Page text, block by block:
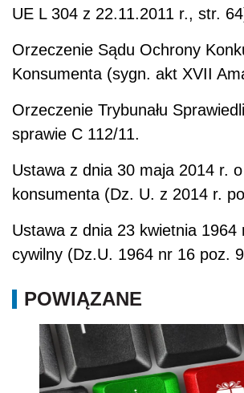
UE L 304 z 22.11.2011 r., str.
Orzeczenie Sądu Ochrony
Konsumenta (sygn. akt XVII
Orzeczenie Trybunału
sprawie C 112/11.
Ustawa z dnia 30 maja 2014 r.
konsumenta (Dz. U. z 2014 r.
Ustawa z dnia 23 kwietnia 1964
cywilny (Dz.U. 1964 nr 16 poz.
POWIĄZANE